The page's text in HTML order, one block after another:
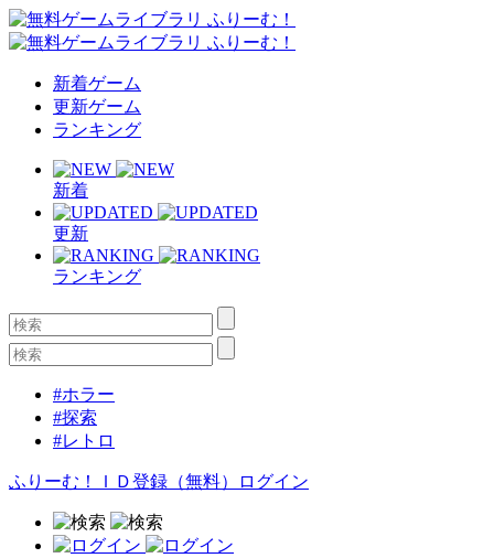
新着ゲーム
更新ゲーム
ランキング
新着
更新
ランキング
#ホラー
#探索
#レトロ
ふりーむ！ＩＤ登録（無料） ログイン